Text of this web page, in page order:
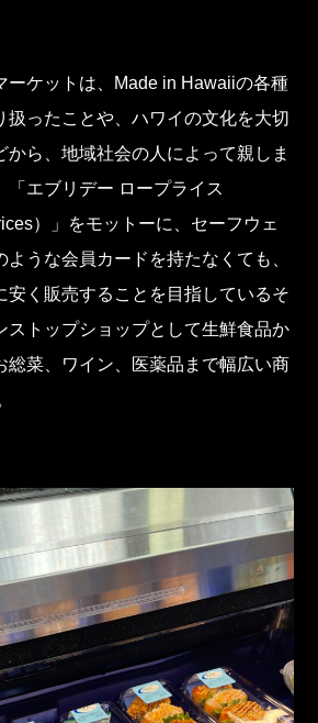
ーケットは、Made in Hawaiiの各種
扱ったことや、ハワイの文化を大切
から、地域社会の人によって親しま
「エブリデー ロープライス
）」をモットーに、セーフウェ
うな会員カードを持たなくても、
安く販売することを目指しているそ
ストップショップとして生鮮食品か
総菜、ワイン、医薬品まで幅広い商